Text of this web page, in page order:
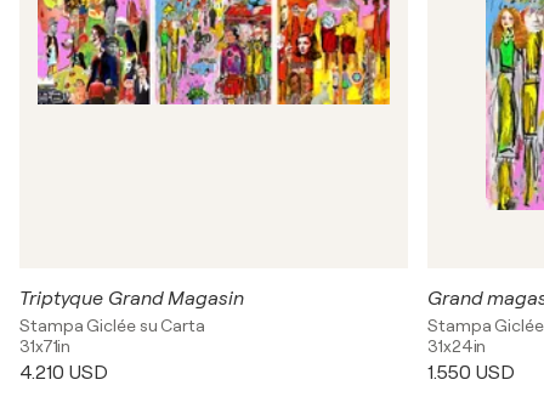
Triptyque Grand Magasin
Stampa Giclée su Carta
31x71in
4.210 USD
Grand
Stampa
31x24in
1.550 USD